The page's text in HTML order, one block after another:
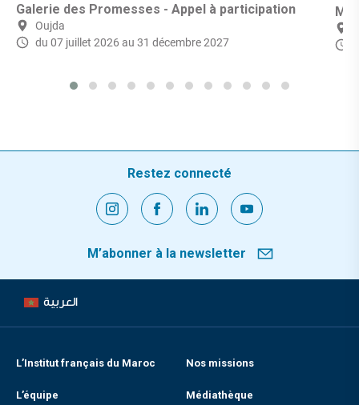
Galerie des Promesses - Appel à participation
Oujda
du 07 juillet 2026 au 31 décembre 2027
Restez connecté
M’abonner à la newsletter
العربية
L’Institut français du Maroc Nos missions
L’équipe Médiathèque